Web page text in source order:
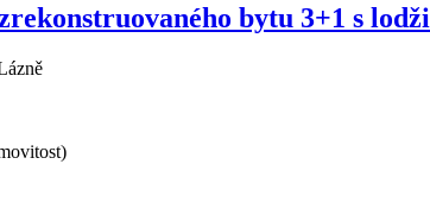
bytu 3+1 s